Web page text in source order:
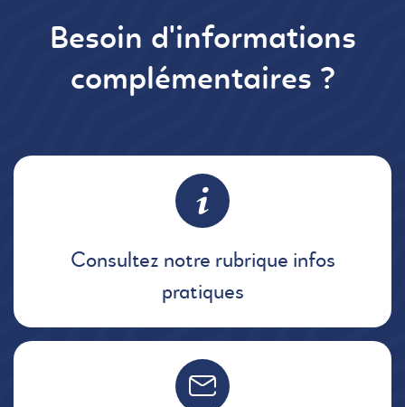
Besoin d'informations
complémentaires ?
Consultez notre rubrique infos
pratiques